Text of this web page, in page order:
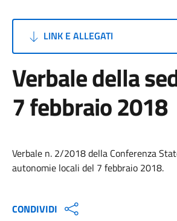
LINK E ALLEGATI
Verbale della
7 febbraio 2018
Verbale n. 2/2018 della Conferenza
autonomie locali del 7 febbraio 2018.
CONDIVIDI